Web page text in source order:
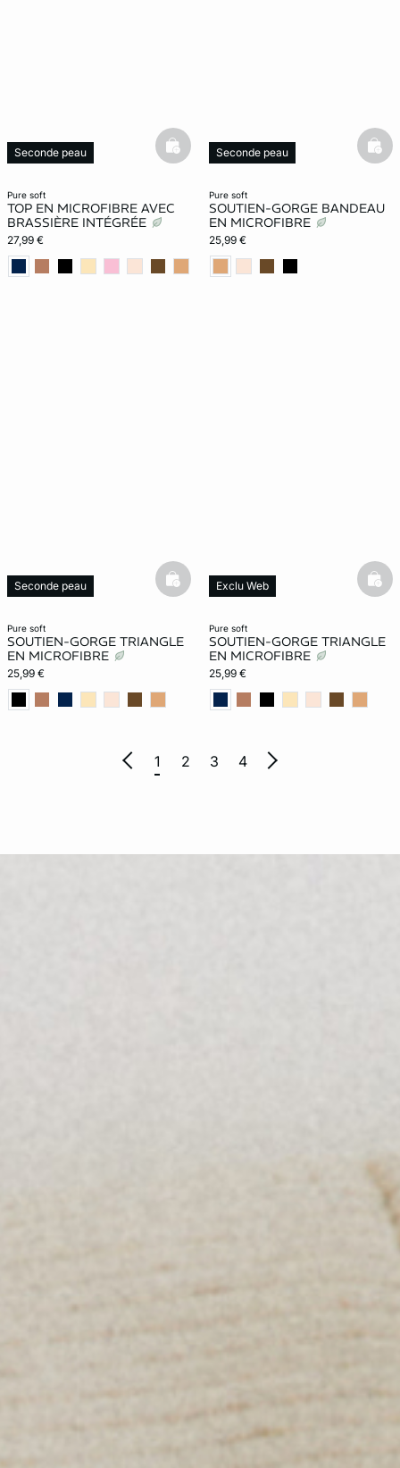
pure soft
TOP EN MICROFIBRE AVEC
BRASSIÈRE INTÉGRÉE
27,99 €
Seconde peau
Nouveauté
basketfull
pure soft
SOUTIEN-GORGE BANDEAU
EN MICROFIBRE
25,99 €
Seconde peau
Nouveauté
pure soft
SOUTIEN-GORGE TRIANGLE
EN MICROFIBRE
25,99 €
Seconde peau
basketfull
pure soft
SOUTIEN-GORGE TRIANGLE
EN MICROFIBRE
25,99 €
Exclu Web
1 2 3 4